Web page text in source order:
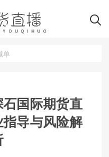
单
国际期货直
导与风险解